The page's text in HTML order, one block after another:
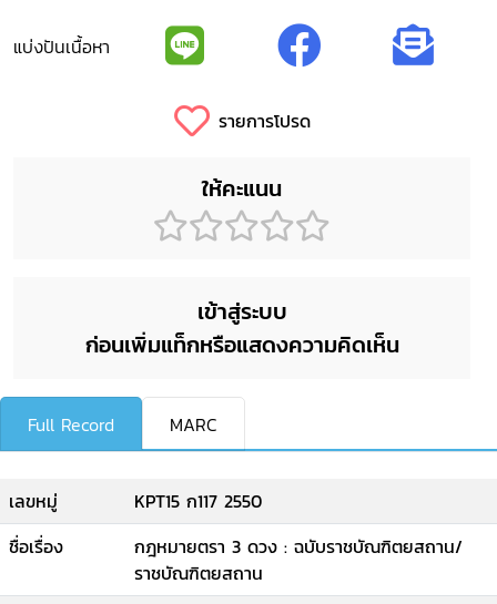
แบ่งปันเนื้อหา
รายการโปรด
ให้คะแนน
เข้าสู่ระบบ
ก่อนเพิ่มแท็กหรือแสดงความคิดเห็น
Full Record MARC
เลขหมู่
KPT15 ก117 2550
ชื่อเรื่อง
กฎหมายตรา 3 ดวง : ฉบับราชบัณฑิตยสถาน/
ราชบัณฑิตยสถาน